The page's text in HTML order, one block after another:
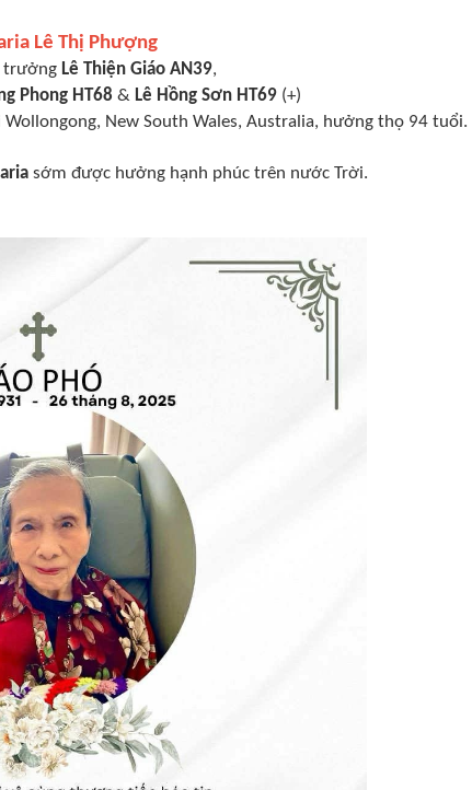
Lê Thị Phượng
trưởng Lê Thiện Giáo AN39,
Phong HT68 & Lê Hồng Sơn HT69 (+)
New South Wales, Australia, hưởng thọ 94 tuổi.
sớm được hưởng hạnh phúc trên nước Trời.